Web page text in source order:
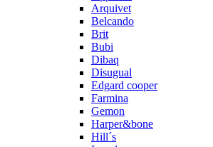
Arquivet
Belcando
Brit
Bubi
Dibaq
Disugual
Edgard cooper
Farmina
Gemon
Harper&bone
Hill´s